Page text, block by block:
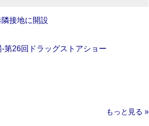
接地に開設
第26回ドラッグストアショー
もっと見る »